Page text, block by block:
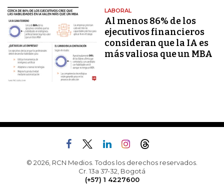
LABORAL
Al menos 86% de los
ejecutivos financieros
consideran que la IA es
más valiosa que un MBA
© 2026, RCN Medios. Todos los derechos reservados.
Cr. 13a 37-32, Bogotá
(+57) 1 4227600